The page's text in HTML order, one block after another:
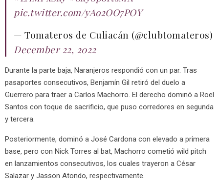
pic.twitter.com/yAo2OO7POY
— Tomateros de Culiacán (@clubtomateros)
December 22, 2022
Durante la parte baja, Naranjeros respondió con un par. Tras
pasaportes consecutivos, Benjamín Gil retiró del duelo a
Guerrero para traer a Carlos Machorro. El derecho dominó a Roel
Santos con toque de sacrificio, que puso corredores en segunda
y tercera.
Posteriormente, dominó a José Cardona con elevado a primera
base, pero con Nick Torres al bat, Machorro cometió wild pitch
en lanzamientos consecutivos, los cuales trayeron a César
Salazar y Jasson Atondo, respectivamente.